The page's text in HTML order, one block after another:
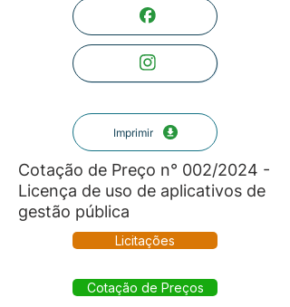
Imprimir
Cotação de Preço n° 002/2024 -
Licença de uso de aplicativos de
gestão pública
Licitações
Cotação de Preços